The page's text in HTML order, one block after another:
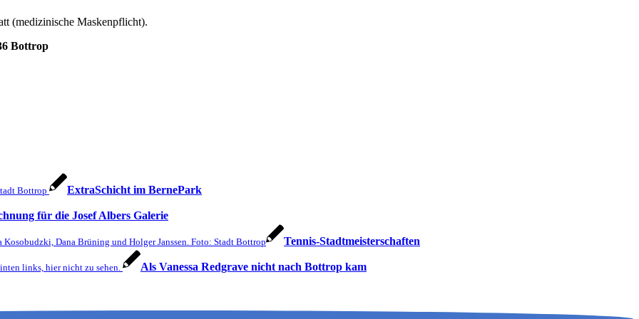
(medizinische Maskenpflicht).
Bottrop
Bottrop ExtraSchicht im BernePark
für die Josef Albers Galerie
Dana Brüning und Holger Janssen. Foto: Stadt Bottrop Tennis-Stadtmeister­schaften
links, hier nicht zu sehen. Als Vanessa Redgrave nicht nach Bottrop kam